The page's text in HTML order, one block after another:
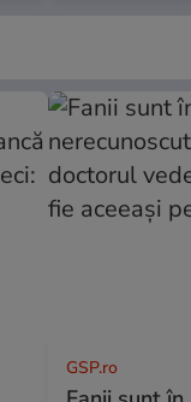
GSP.ro